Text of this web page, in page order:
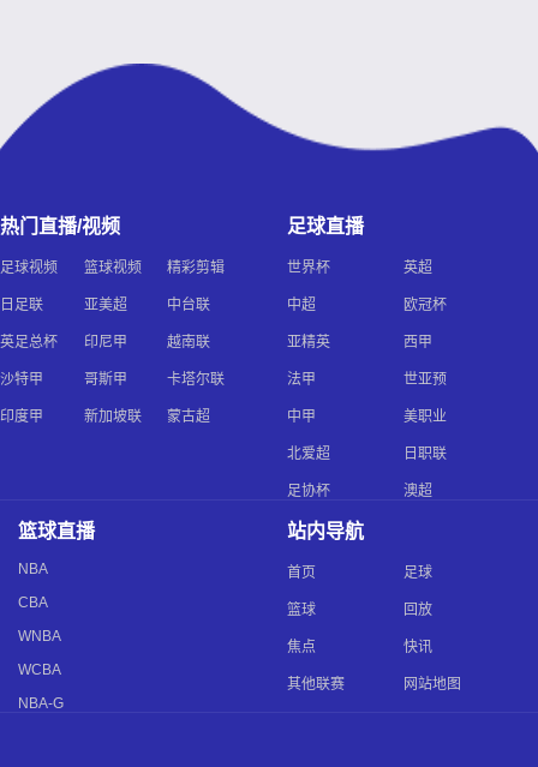
热门直播/视频
足球视频 篮球视频 精彩剪辑
日足联 亚美超 中台联
英足总杯 印尼甲 越南联
沙特甲 哥斯甲 卡塔尔联
印度甲 新加坡联 蒙古超
足球直播
世界杯 英超
中超 欧冠杯
亚精英 西甲
法甲 世亚预
中甲 美职业
北爱超 日职联
足协杯 澳超
篮球直播
NBA
CBA
WNBA
WCBA
NBA-G
站内导航
首页 足球
篮球 回放
焦点 快讯
其他联赛 网站地图